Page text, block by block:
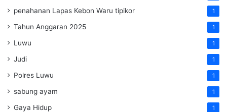
penahanan Lapas Kebon Waru tipikor 1
Tahun Anggaran 2025 1
Luwu 1
Judi 1
Polres Luwu 1
sabung ayam 1
Gaya Hidup 1